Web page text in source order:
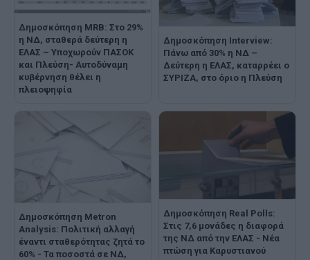
Δημοσκόπηση MRB: Στο 29%
η ΝΔ, σταθερά δεύτερη η
ΕΛΑΣ – Υποχωρούν ΠΑΣΟΚ
και Πλεύση- Αυτοδύναμη
κυβέρνηση θέλει η
πλειοψηφία
Δημοσκόπηση Interview:
Πάνω από 30% η ΝΔ –
Δεύτερη η ΕΛΑΣ, καταρρέει ο
ΣΥΡΙΖΑ, στο όριο η Πλεύση
Δημοσκόπηση Metron
Analysis: Πολιτική αλλαγή
έναντι σταθερότητας ζητά το
60% - Τα ποσοστά σε ΝΔ,
Δημοσκόπηση Real Polls:
Στις 7,6 μονάδες η διαφορά
της ΝΔ από την ΕΛΑΣ - Νέα
πτώση για Καρυστιανού